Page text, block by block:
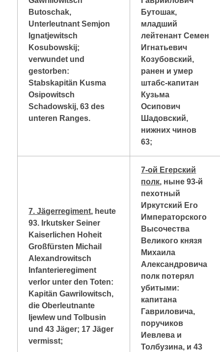
Butoschak,
Unterleutnant Semjon
Ignatjewitsch
Kosubowskij;
verwundet und
gestorben:
Stabskapitän Kusma
Osipowitsch
Schadowskij, 63 des
unteren Ranges.
Бутошак,
младший
лейтенант Семен
Игнатьевич
Козубовский,
ранен и умер
штабс-капитан
Кузьма
Осипович
Шадовский,
нижних чинов
63;
7. Jägerregiment, heute
93. Irkutsker Seiner
Kaiserlichen Hoheit
Großfürsten Michail
Alexandrowitsch
Infanterieregiment
verlor unter den Toten:
Kapitän Gawrilowitsch,
die Oberleutnante
Ijewlew und Tolbusin
und 43 Jäger; 17 Jäger
vermisst;
7-ой Егерский
полк, ныне 93-й
пехотный
Иркутский Его
Императорского
Высочества
Великого князя
Михаила
Александровича
полк потерял
убитыми:
капитана
Гавриловича,
поручиков
Иевлева и
Толбузина, и 43